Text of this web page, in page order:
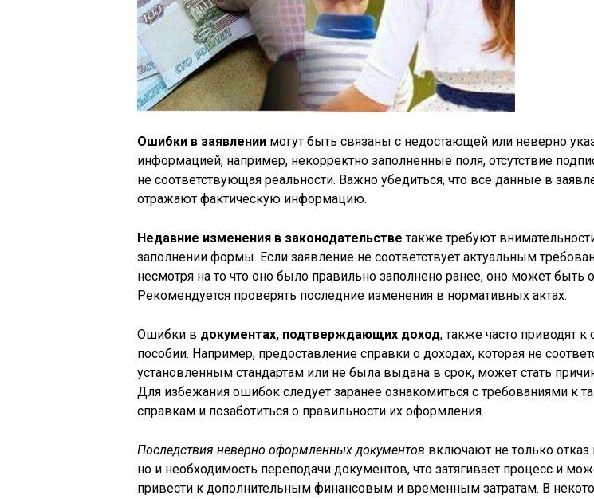
Ошибки в заявлении могут быть связаны с недостающей или неверно
информацией, например, некорректно заполненные поля, отсутствие
не соответствующая реальности. Важно убедиться, что все данные в
отражают фактическую информацию.
Недавние изменения в законодательстве также требуют
заполнении формы. Если заявление не соответствует актуальным
несмотря на то что оно было правильно заполнено ранее, оно может быть
Рекомендуется проверять последние изменения в нормативных актах.
Ошибки в документах, подтверждающих доход, также часто приводят к
пособии. Например, предоставление справки о доходах, которая не
установленным стандартам или не была выдана в срок, может стать
Для избежания ошибок следует заранее ознакомиться с требованиями к
справкам и позаботиться о правильности их оформления.
Последствия неверно оформленных документов включают не только отказ
но и необходимость переподачи документов, что затягивает процесс и
привести к дополнительным финансовым и временным затратам. В